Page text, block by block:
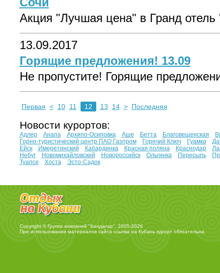
Акция "Лучшая цена" в Гранд
13.09.2017
Горящие предложения! 13.09
Не пропустите! Горящие
Первая < 10 11 12 13 14 > Последняя
Новости курортов:
Адлер Анапа Архипо-Осиповка Аше Бетта Благовещенская
Горно-туристический центр ПАО Газпром
Горячий Ключ Гуамка
Ейск
Имеретинский Кабардинка Красная поляна Краснодар
Небуг
Новомихайловский Новороссийск Ольгинка Пересыпь
Туапсе
Хоста Эсто-Садок
Copyright © Группа компаний "Кандагар", 2005-2026
При использовании материалов сайта ссылка на Кубань курортобязательна.